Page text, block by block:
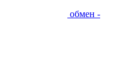
обмен -